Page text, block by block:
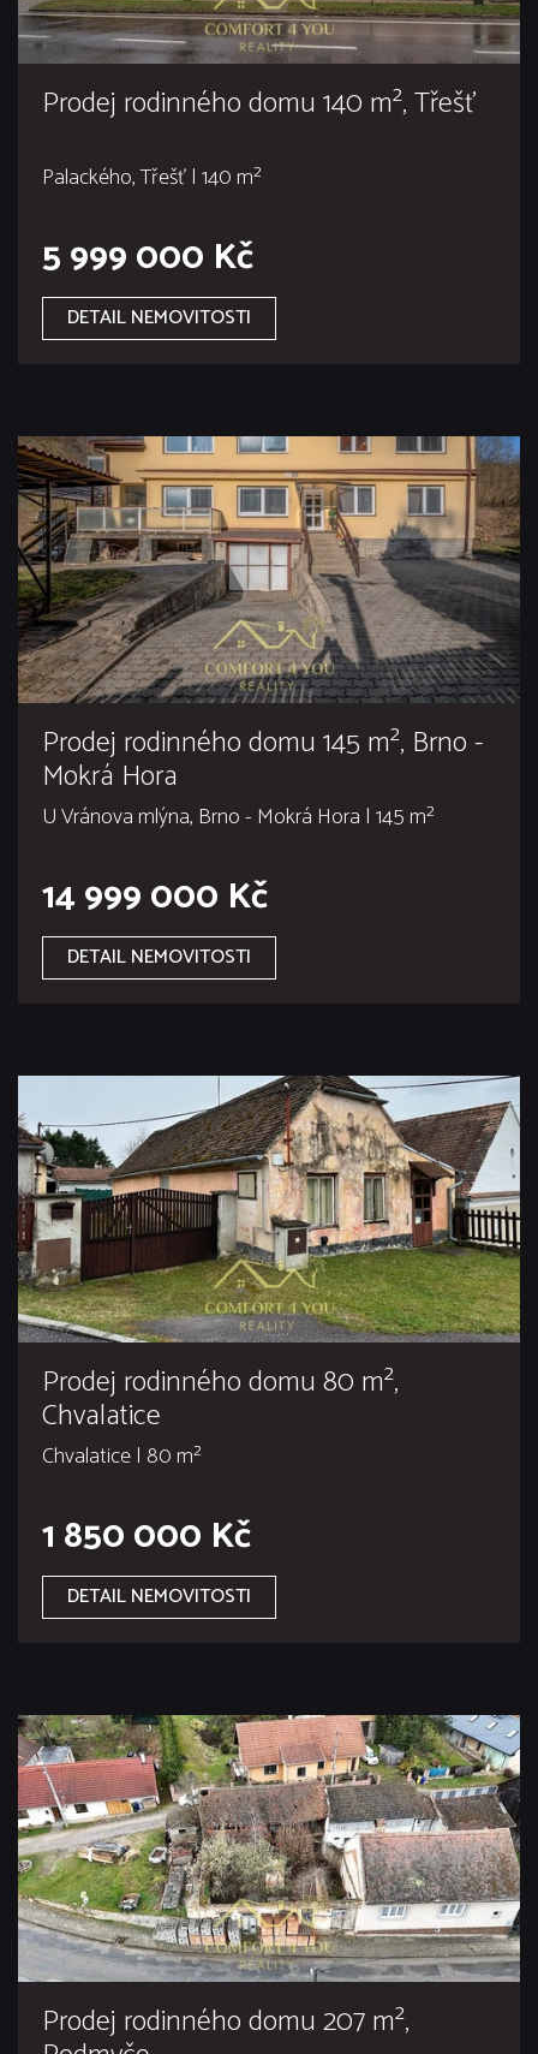
Prodej rodinného domu 140 m², Třešť
Palackého, Třešť | 140 m²
5 999 000 Kč
DETAIL NEMOVITOSTI
Prodej rodinného domu 145 m², Brno -
Mokrá Hora
U Vránova mlýna, Brno - Mokrá Hora | 145 m²
14 999 000 Kč
DETAIL NEMOVITOSTI
Prodej rodinného domu 80 m²,
Chvalatice
Chvalatice | 80 m²
1 850 000 Kč
DETAIL NEMOVITOSTI
Prodej rodinného domu 207 m²,